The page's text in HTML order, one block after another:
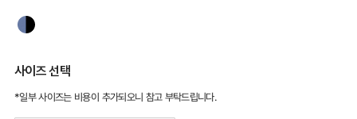
사이즈 선택
*일부 사이즈는 비용이 추가되오니 참고 부탁드립니다.